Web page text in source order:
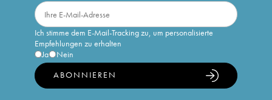
Ich stimme dem E-Mail-Tracking zu, um personalisierte
Empfehlungen zu erhalten
Ja
Nein
ABONNIEREN